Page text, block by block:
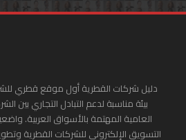
دليل شركات القطرية أول موقع قطري
بيئة مناسبة لدعم التبادل التجاري بين
العامية المهتمة بالأسواق العربية.
التسويق الإلكتروني للشركات القطرية